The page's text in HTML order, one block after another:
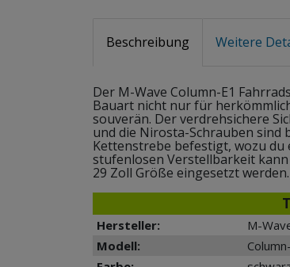
Beschreibung Weitere
Der M-Wave Column-E1
Bauart nicht nur für
souverän. Der verdrehsichere
und die Nirosta-Schrauben sind
Kettenstrebe befestigt, wozu du
stufenlosen Verstellbarkeit
29 Zoll Größe eingesetzt werden.
Hersteller:
M-
Modell: